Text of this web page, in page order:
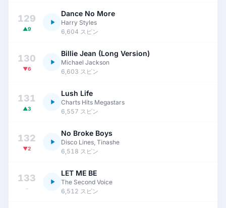
129
▲9
Dance No More
Harry Styles
6,604 スピン
130
▼6
Billie Jean (Long Version)
Michael Jackson
6,603 スピン
131
▲3
Lush Life
Charts Hits Megastars
6,557 スピン
132
▼2
No Broke Boys
Disco Lines, Tinashe
6,518 スピン
133
–
LET ME BE
The Second Voice
6,512 スピン